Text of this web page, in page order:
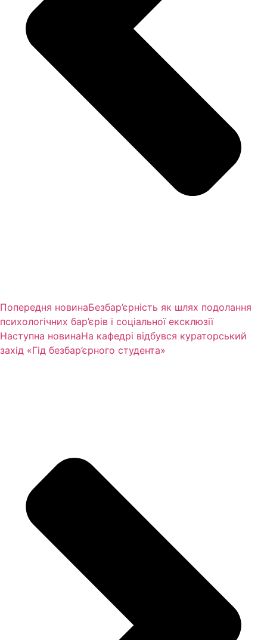
Попередня новинаБезбар’єрність як шлях подолання
психологічних бар’єрів і соціальної ексклюзії
Наступна новинаНа кафедрі відбувся кураторський
захід «Гід безбар’єрного студента»